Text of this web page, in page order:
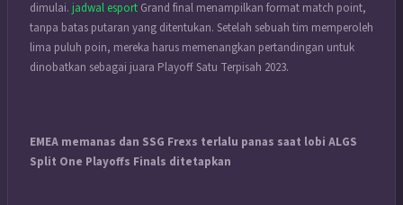
dimulai. jadwal esport Grand final menampilkan format match point,
tanpa batas putaran yang ditentukan. Setelah sebuah tim memperoleh
lima puluh poin, mereka harus memenangkan pertandingan untuk
dinobatkan sebagai juara Playoff Satu Terpisah 2023.
EMEA memanas dan SSG Frexs terlalu panas saat lobi ALGS
Split One Playoffs Finals ditetapkan